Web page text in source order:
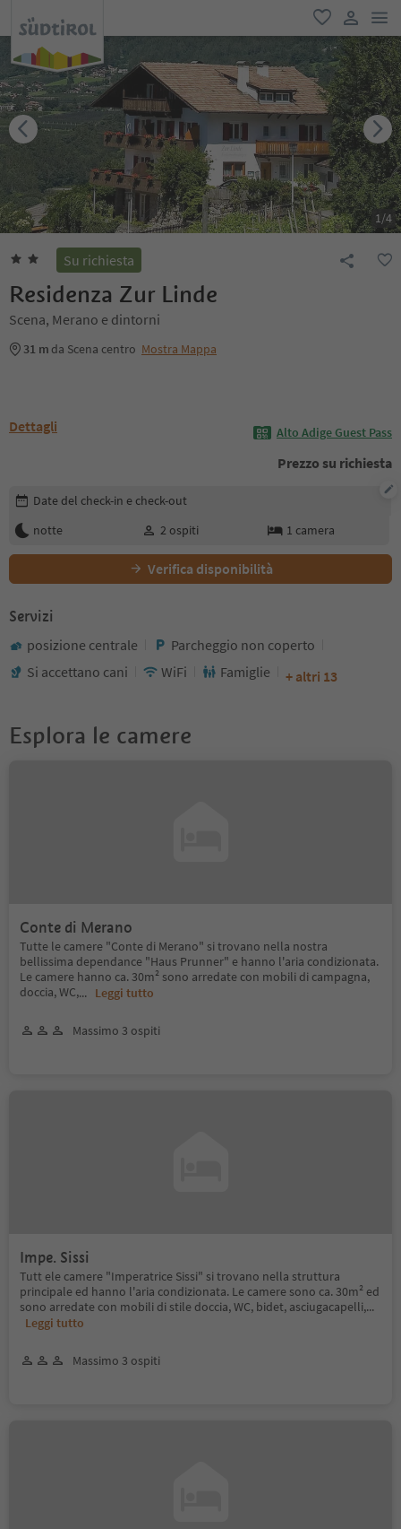
favoriti
user link
1/4
Su richiesta
Residenza Zur Linde
Scena, Merano e dintorni
31 m da Scena centro Mostra Mappa
Dettagli Alto Adige Guest Pass
Prezzo su richiesta
Modifica i dettagli della prenotazione
Date del check-in e check-out
notte
2 ospiti 1 camera
Verifica disponibilità
Servizi
posizione centrale
Parcheggio non coperto
Si accettano cani
WiFi Famiglie + altri 13
Esplora le camere
Conte di Merano
Tutte le camere "Conte di Merano" si trovano nella nostra
bellissima dependance "Haus Prunner" e hanno l'aria condizionata.
Le camere hanno ca. 30m² sono arredate con mobili di campagna,
doccia, WC,... Leggi tutto
Massimo 3 ospiti
Impe. Sissi
Tutt ele camere "Imperatrice Sissi" si trovano nella struttura
principale ed hanno l'aria condizionata. Le camere sono ca. 30m² ed
sono arredate con mobili di stile doccia, WC, bidet, asciugacapelli,...
Leggi tutto
Massimo 3 ospiti